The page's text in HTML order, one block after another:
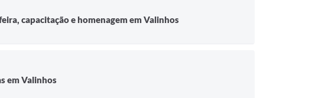
capacitação e homenagem em Valinhos
em Valinhos